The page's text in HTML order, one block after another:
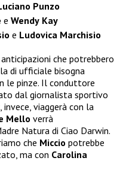
Punzo
e Wendy Kay
e Ludovica Marchisio
che potrebbero
di ufficiale bisogna
le pinze. Il conduttore
dal giornalista sportivo
, invece, viaggerà con la
Mello verrà
Natura di Ciao Darwin.
che Miccio potrebbe
ma con Carolina